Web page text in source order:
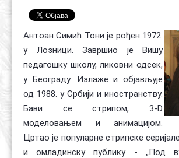
Антоан Симић Тони је рођен 1972.
у Лозници. Завршио је Вишу
педагошку школу, ликовни одсек,
у Београду. Излаже и објављује
од 1988. у Србији и иностранству.
Бави се стрипом, 3-D
моделовањем и анимацијом.
Цртао је популарне стрипске
и омладинску публику - „Под
Органи
Хол славе
Контакт